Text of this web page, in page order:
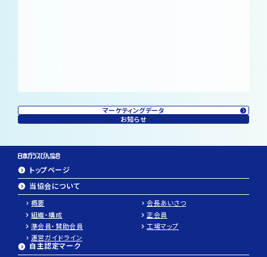
マーケティングデータ
お知らせ
トップページ
当協会について
概要
会長あいさつ
組織・構成
正会員
準会員・賛助会員
工場マップ
運営ガイドライン
自主認定マーク